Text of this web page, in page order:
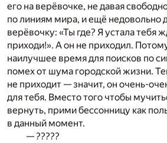
его на верёвочке, не давая
по линиям мира, и ещё недовольно
верёвочку: «Ты где? Я устала тебя
приходи!». А он не приходил.
наилучшее время для поисков по
помех от шума городской жизни.
не приходит — значит, он очень-
для тебя. Вместо того чтобы
вернуть, прими бессонницу как
в данный момент.
— ?????